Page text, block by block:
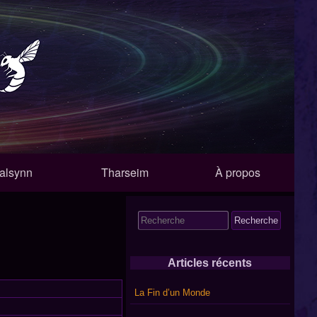
Tharseim À propos
Search
for:
Articles récents
La Fin d’un Monde